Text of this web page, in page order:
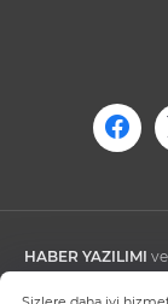
HABER YAZILIMI